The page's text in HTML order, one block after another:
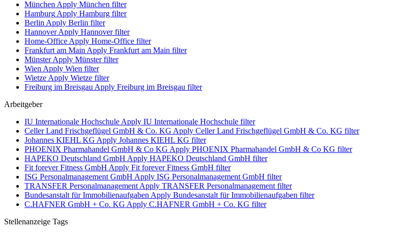
München Apply München filter
Hamburg Apply Hamburg filter
Berlin Apply Berlin filter
HannoverApply Hannover filter
Home-Office Apply Home-Office filter
Frankfurt am Main Apply Frankfurt am Main filter
MünsterApply Münster filter
Wien Apply Wien filter
Wietze Apply Wietze filter
Freiburg im Breisgau Apply Freiburg im Breisgau filter
Arbeitgeber
IU Internationale Hochschule Apply IU Internationale Hochschule filter
Celler Land Frischgeflügel GmbH & Co. KG Apply Celler Land Frischgeflügel GmbH & Co. KG filter
Johannes KIEHL KG Apply Johannes KIEHL KG filter
PHOENIX Pharmahandel GmbH & Co KG Apply PHOENIX Pharmahandel GmbH & Co KG filter
HAPEKO Deutschland GmbH Apply HAPEKO Deutschland GmbH filter
Fit forever Fitness GmbH Apply Fit forever Fitness GmbH filter
ISG Personalmanagement GmbH Apply ISG Personalmanagement GmbH filter
TRANSFER Personalmanagement Apply TRANSFER Personalmanagement filter
Bundesanstalt für Immobilienaufgaben Apply Bundesanstalt für Immobilienaufgaben filter
C.HAFNER GmbH + Co. KG Apply C.HAFNER GmbH + Co. KG filter
Stellenanzeige Tags